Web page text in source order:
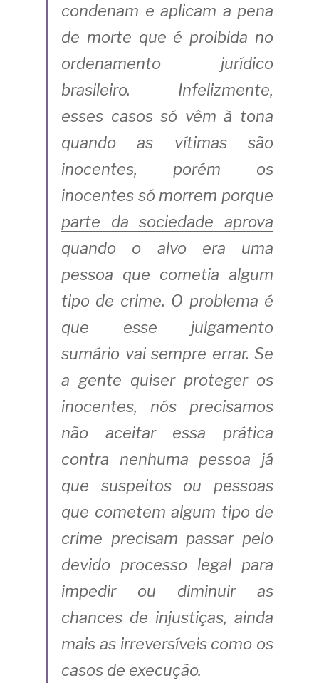
condenam e aplicam a pena
de morte que é proibida no
ordenamento jurídico
brasileiro.
Infelizmente,
esses casos só vêm à tona
quando as vítimas são
inocentes,
porém os
inocentes só morrem porque
parte da sociedade aprova
quando o alvo era uma
pessoa que cometia algum
tipo de crime. O problema é
que esse julgamento
sumário vai sempre errar. Se
a gente quiser proteger os
inocentes, nós precisamos
não aceitar essa prática
contra nenhuma pessoa já
que suspeitos ou pessoas
que cometem algum tipo de
crime precisam passar pelo
devido processo legal para
impedir ou diminuir as
chances de injustiças, ainda
mais as irreversíveis como os
casos de execução.